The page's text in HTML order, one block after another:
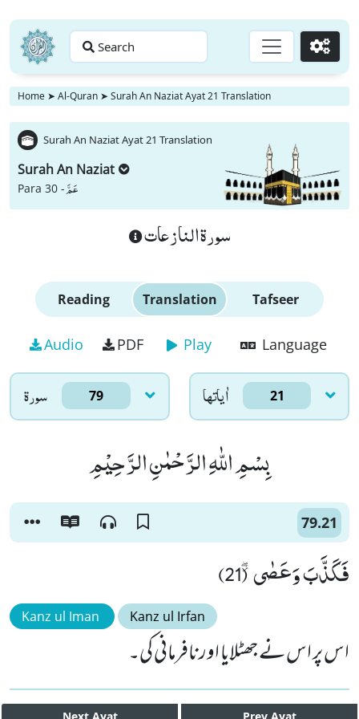
Search Go
Home ➤ Al-Quran ➤ Surah An Naziat Ayat 21 Translation
Surah An Naziat Ayat 21 Translation
Surah An Naziat
Para 30 -عَمَّ
سورة النازعات
Reading Translation Tafseer
Audio PDF Play Language
سورۃ 79 اٰياتها 21
بِسْمِ اللّٰهِ الرَّحْمٰنِ الرَّحِیْمِ
79.21
فَكَذَّبَ وَعَصٰى٘ ۖ (21)
Kanz ul Iman Kanz ul Irfan
اس پر اس نے جھٹلایا اور نافرمانی کی۔